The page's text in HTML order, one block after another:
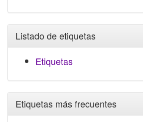
Listado de etiquetas
Etiquetas
Etiquetas más frecuentes